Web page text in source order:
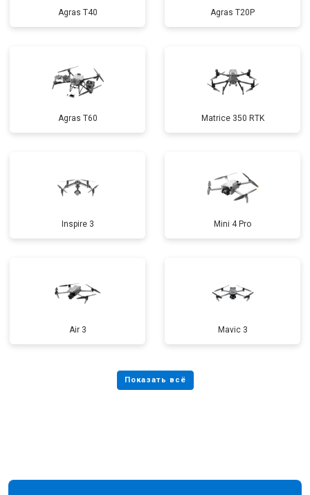
Agras T40 Agras T20P
Agras T60 Matrice 350 RTK
Inspire 3 Mini 4 Pro
Air 3 Mavic 3